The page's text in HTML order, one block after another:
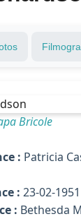
Bricole
: Patricia
: 23-02-
: Bethesda